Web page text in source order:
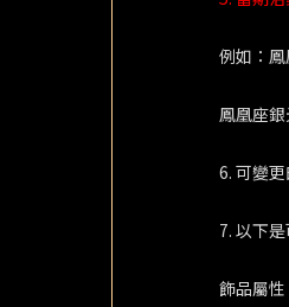
例如：
鳳凰座
6. 可變
7. 以下
飾品屬